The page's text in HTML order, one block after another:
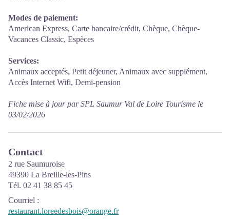
Modes de paiement:
American Express, Carte bancaire/crédit, Chèque, Chèque-
Vacances Classic, Espèces
Services:
Animaux acceptés, Petit déjeuner, Animaux avec supplément,
Accès Internet Wifi, Demi-pension
Fiche mise à jour par SPL Saumur Val de Loire Tourisme le
03/02/2026
Contact
2 rue Saumuroise
49390 La Breille-les-Pins
Tél. 02 41 38 85 45
Courriel :
restaurant.loreedesbois@orange.fr